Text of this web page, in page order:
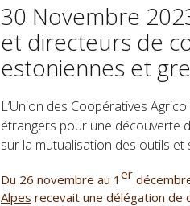
30 Novembre
et directeurs de
estoniennes et
L’Union des Coopératives
étrangers pour une découverte
sur la mutualisation des outils et
Du 26 novembre au 1 er
Alpes recevait une délégation de